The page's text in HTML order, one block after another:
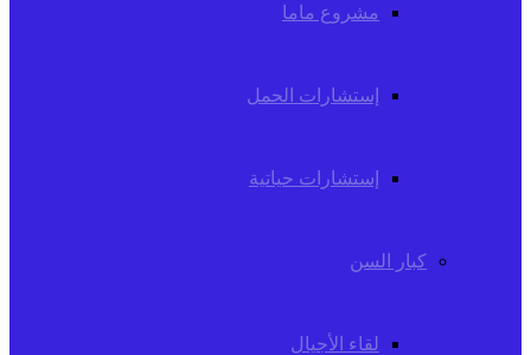
مشروع ماما
إستشارات الحمل
إستشارات حياتية
كبار السن
لقاء الأجيال